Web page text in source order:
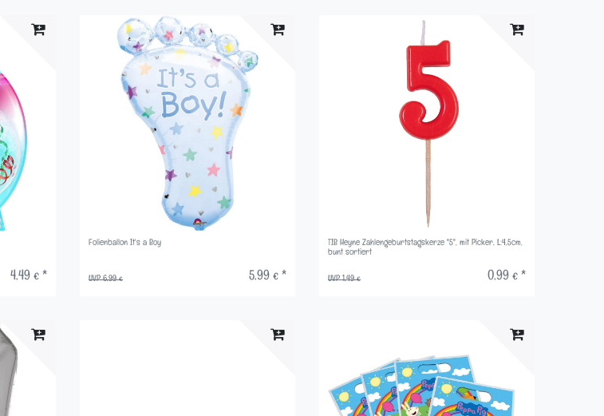
4,49 € *
Folienballon It's a Boy
UVP 6,99 € 5,99 € *
TIB Heyne Zahlengeburtstagskerze "5", mit Picker, L:4,5cm,
bunt sortiert
UVP 1,49 € 0,99 € *